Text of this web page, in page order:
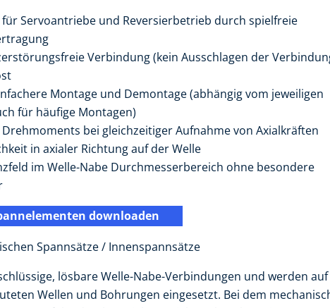
für Servoantriebe und Reversierbetrieb durch spielfreie
Verbindung (kein Ausschlagen der
Montage und Demontage (abhängig vom jeweiligen
für häufige Montagen)
bei gleichzeitiger Aufnahme von Axialkräften
in axialer Richtung auf der Welle
im Welle-Nabe Durchmesserbereich ohne besondere
downloaden
Spannsätze / Innenspannsätze
lösbare Welle-Nabe-Verbindungen und werden auf
Wellen und Bohrungen eingesetzt. Bei dem